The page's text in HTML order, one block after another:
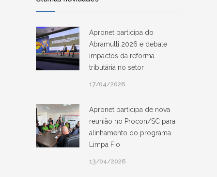
Apronet participa do
Abramulti 2026 e debate
impactos da reforma
tributária no setor
17/04/2026
Apronet participa de nova
reunião no Procon/SC para
alinhamento do programa
Limpa Fio
13/04/2026